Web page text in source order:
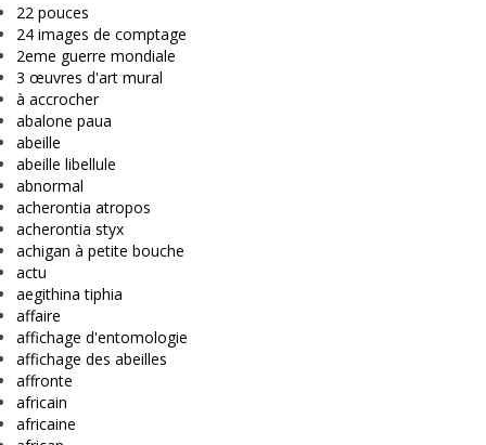
22 pouces
24 images de comptage
2eme guerre mondiale
3 œuvres d'art mural
à accrocher
abalone paua
abeille
abeille libellule
abnormal
acherontia atropos
acherontia styx
achigan à petite bouche
actu
aegithina tiphia
affaire
affichage d'entomologie
affichage des abeilles
affronte
africain
africaine